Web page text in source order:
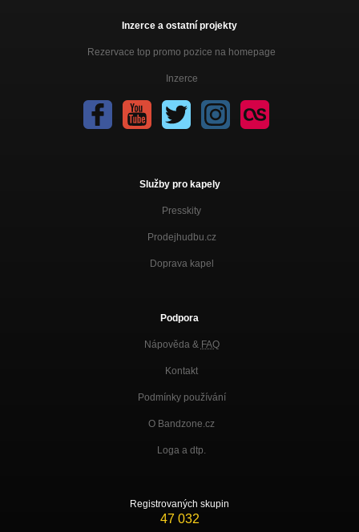
Inzerce a ostatní projekty
Rezervace top promo pozice na homepage
Inzerce
Služby pro kapely
Presskity
Prodejhudbu.cz
Doprava kapel
Podpora
Nápověda & FAQ
Kontakt
Podmínky používání
O Bandzone.cz
Loga a dtp.
Registrovaných skupin
47 032